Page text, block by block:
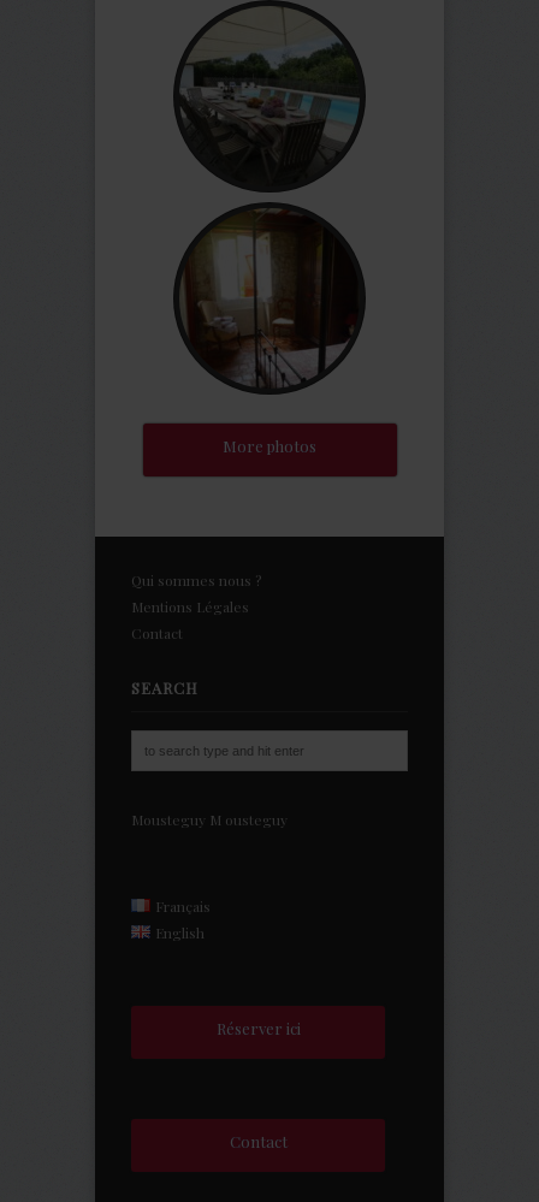
More photos
Qui sommes nous ?
Mentions Légales
Contact
SEARCH
Mousteguy M ousteguy
Français
English
Réserver ici
Contact